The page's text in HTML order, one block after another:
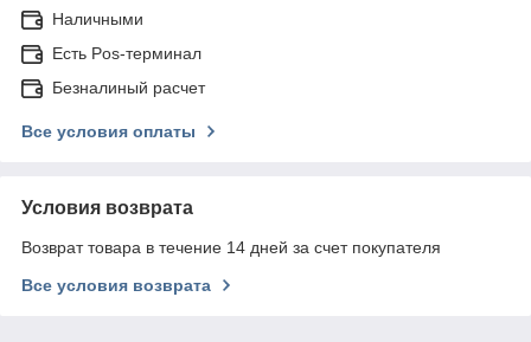
Наличными
Есть Pos-терминал
Безналиный расчет
Все условия оплаты
Условия возврата
Возврат товара в течение 14 дней за счет покупателя
Все условия возврата